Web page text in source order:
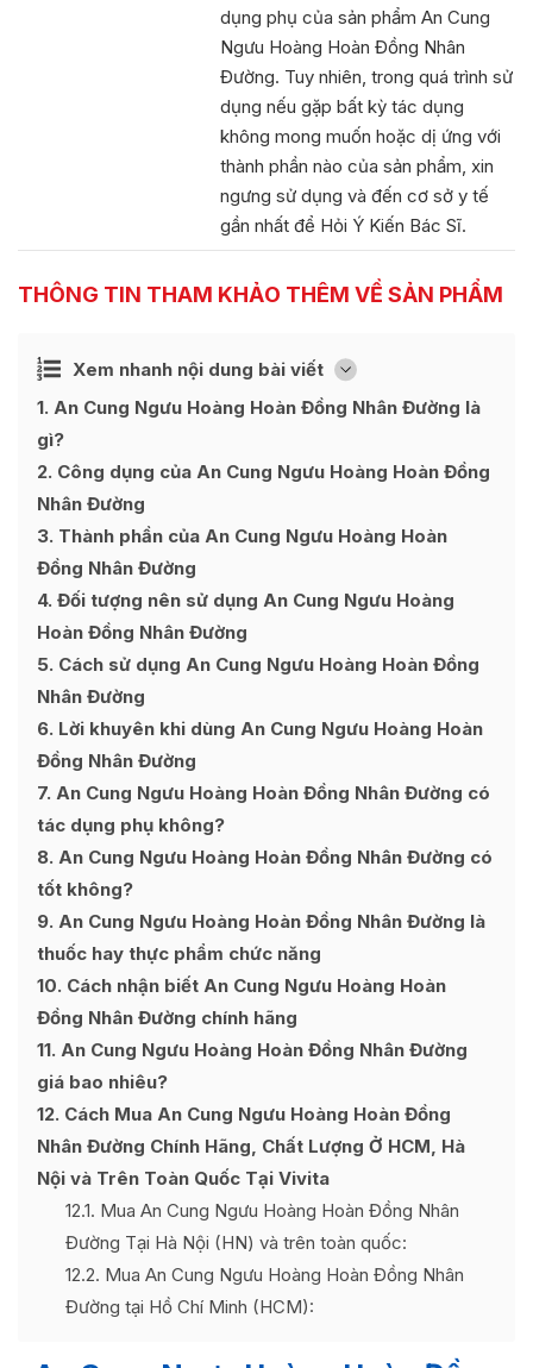
dụng phụ của sản phẩm An Cung
Ngưu Hoàng Hoàn Đồng Nhân
Đường. Tuy nhiên, trong quá trình sử
dụng nếu gặp bất kỳ tác dụng
không mong muốn hoặc dị ứng với
thành phần nào của sản phẩm, xin
ngưng sử dụng và đến cơ sở y tế
gần nhất để Hỏi Ý Kiến Bác Sĩ.
THÔNG TIN THAM KHẢO THÊM VỀ SẢN PHẨM
Xem nhanh nội dung bài viết [
Ẩn
1 An Cung Ngưu Hoàng Hoàn Đồng Nhân Đường là
gì?
2 Công dụng của An Cung Ngưu Hoàng Hoàn Đồng
Nhân Đường
3 Thành phần của An Cung Ngưu Hoàng Hoàn
Đồng Nhân Đường
4 Đối tượng nên sử dụng An Cung Ngưu Hoàng
Hoàn Đồng Nhân Đường
5 Cách sử dụng An Cung Ngưu Hoàng Hoàn Đồng
Nhân Đường
6 Lời khuyên khi dùng An Cung Ngưu Hoàng Hoàn
Đồng Nhân Đường
7 An Cung Ngưu Hoàng Hoàn Đồng Nhân Đường có
tác dụng phụ không?
8 An Cung Ngưu Hoàng Hoàn Đồng Nhân Đường có
tốt không?
9 An Cung Ngưu Hoàng Hoàn Đồng Nhân Đường là
thuốc hay thực phẩm chức năng
10 Cách nhận biết An Cung Ngưu Hoàng Hoàn
Đồng Nhân Đường chính hãng
11 An Cung Ngưu Hoàng Hoàn Đồng Nhân Đường
giá bao nhiêu?
12 Cách Mua An Cung Ngưu Hoàng Hoàn Đồng
Nhân Đường Chính Hãng, Chất Lượng Ở HCM, Hà
Nội và Trên Toàn Quốc Tại Vivita
12.1 Mua An Cung Ngưu Hoàng Hoàn Đồng Nhân
Đường Tại Hà Nội (HN) và trên toàn quốc:
12.2 Mua An Cung Ngưu Hoàng Hoàn Đồng Nhân
Đường tại Hồ Chí Minh (HCM):